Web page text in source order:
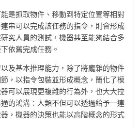
是抓取物件、移動到特定位置等相對
串可以完成該任務的指令，則會形成
究人員的測試，機器甚至能夠結合多
依舊完成任務。
及基本推理能力，除了將龐雜的物件
，以指令包裝並形成概念，簡化了模
可以展現更複雜的行為外，也大大拉
的鴻溝：人類不但可以透過給予一連
，機器的決策也能以高階概念的形式